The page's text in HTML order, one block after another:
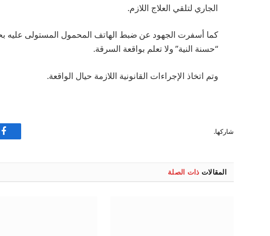
الجاري لتلقي العلاج اللازم.
كما أسفرت الجهود عن ضبط الهاتف المحمول المستولى عليه
“حسنة النية” ولا تعلم بواقعة السرقة.
وتم اتخاذ الإجراءات القانونية اللازمة حيال الواقعة.
شاركها.
المقالات ذات الصلة